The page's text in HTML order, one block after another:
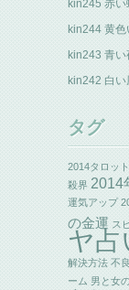
kin245 赤い
kin244 黄色
kin243 青い
kin242 白い
タグ
2014タロット
殺界 2014
運気アップ
の金運 ス
ヤ占
解決方法 不
ーム 男と女